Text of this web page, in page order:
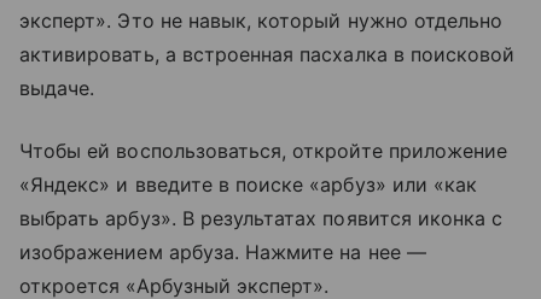
эксперт». Это не навык, который нужно отдельно
активировать, а встроенная пасхалка в поисковой
выдаче.
Чтобы ей воспользоваться, откройте приложение
«Яндекс» и введите в поиске «арбуз» или «как
выбрать арбуз». В результатах появится иконка с
изображением арбуза. Нажмите на нее —
откроется «Арбузный эксперт».